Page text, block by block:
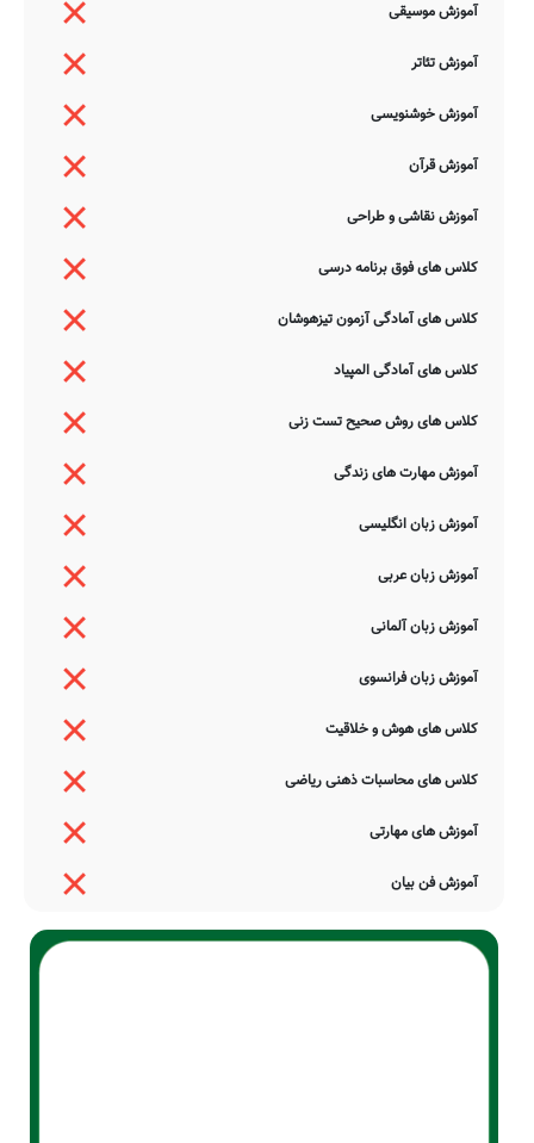
آموزش موسیقی
آموزش تئاتر
آموزش خوشنویسی
آموزش قرآن
آموزش نقاشی و طراحی
کلاس های فوق برنامه درسی
کلاس های آمادگی آزمون تیزهوشان
کلاس های آمادگی المپیاد
کلاس های روش صحیح تست زنی
آموزش مهارت های زندگی
آموزش زبان انگلیسی
آموزش زبان عربی
آموزش زبان آلمانی
آموزش زبان فرانسوی
کلاس های هوش و خلاقیت
کلاس های محاسبات ذهنی ریاضی
آموزش های مهارتی
آموزش فن بیان